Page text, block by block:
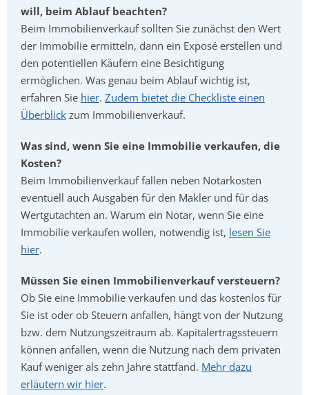
will, beim Ablauf beachten?
Beim Immobilienverkauf sollten Sie zunächst den Wert
der Immobilie ermitteln, dann ein Exposé erstellen und
den potentiellen Käufern eine Besichtigung
ermöglichen. Was genau beim Ablauf wichtig ist,
erfahren Sie hier. Zudem bietet die Checkliste einen
Überblick zum Immobilienverkauf.
Was sind, wenn Sie eine Immobilie verkaufen, die
Kosten?
Beim Immobilienverkauf fallen neben Notarkosten
eventuell auch Ausgaben für den Makler und für das
Wertgutachten an. Warum ein Notar, wenn Sie eine
Immobilie verkaufen wollen, notwendig ist, lesen Sie
hier.
Müssen Sie einen Immobilienverkauf versteuern?
Ob Sie eine Immobilie verkaufen und das kostenlos für
Sie ist oder ob Steuern anfallen, hängt von der Nutzung
bzw. dem Nutzungszeitraum ab. Kapitalertragssteuern
können anfallen, wenn die Nutzung nach dem privaten
Kauf weniger als zehn Jahre stattfand. Mehr dazu
erläutern wir hier.